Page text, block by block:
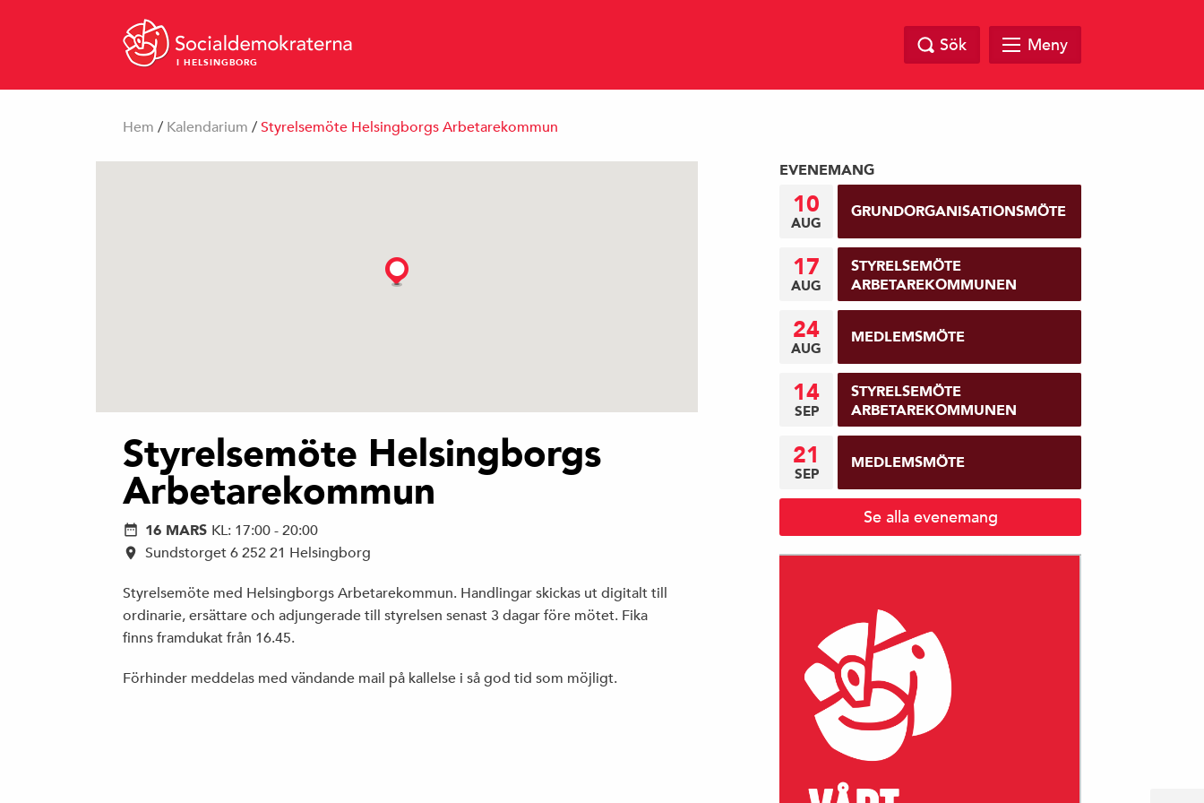
I HELSINGBORG
Sök Meny
Hem / Kalendarium / Styrelsemöte Helsingborgs Arbetarekommun
Styrelsemöte Helsingborgs
Arbetarekommun
16 MARS KL: 17:00 - 20:00
Sundstorget 6 252 21 Helsingborg
Styrelsemöte med Helsingborgs Arbetarekommun. Handlingar skickas ut digitalt till
ordinarie, ersättare och adjungerade till styrelsen senast 3 dagar före mötet. Fika
finns framdukat från 16.45.
Förhinder meddelas med vändande mail på kallelse i så god tid som möjligt.
EVENEMANG
10
AUG
GRUNDORGANISATIONSMÖTE
17
AUG
STYRELSEMÖTE
ARBETAREKOMMUNEN
24
AUG
MEDLEMSMÖTE
14
SEP
STYRELSEMÖTE
ARBETAREKOMMUNEN
21
SEP
MEDLEMSMÖTE
Se alla evenemang